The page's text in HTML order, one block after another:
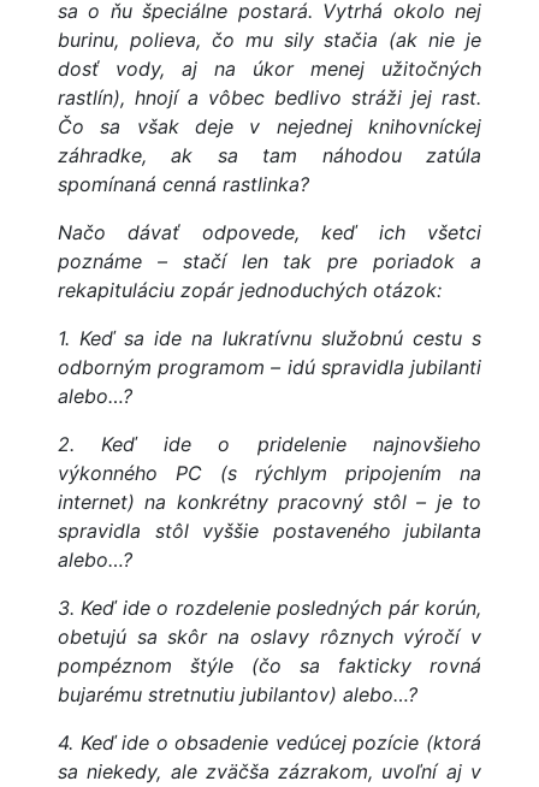
sa o ňu špeciálne postará. Vytrhá okolo nej
burinu, polieva, čo mu sily stačia (ak nie je
dosť vody, aj na úkor menej užitočných
rastlín), hnojí a vôbec bedlivo stráži jej rast.
Čo sa však deje v nejednej knihovníckej
záhradke, ak sa tam náhodou zatúla
spomínaná cenná rastlinka?
Načo dávať odpovede, keď ich všetci
poznáme – stačí len tak pre poriadok a
rekapituláciu zopár jednoduchých otázok:
1. Keď sa ide na lukratívnu služobnú cestu s
odborným programom – idú spravidla jubilanti
alebo…?
2. Keď ide o pridelenie najnovšieho
výkonného PC (s rýchlym pripojením na
internet) na konkrétny pracovný stôl – je to
spravidla stôl vyššie postaveného jubilanta
alebo…?
3. Keď ide o rozdelenie posledných pár korún,
obetujú sa skôr na oslavy rôznych výročí v
pompéznom štýle (čo sa fakticky rovná
bujarému stretnutiu jubilantov) alebo…?
4. Keď ide o obsadenie vedúcej pozície (ktorá
sa niekedy, ale zväčša zázrakom, uvoľní aj v